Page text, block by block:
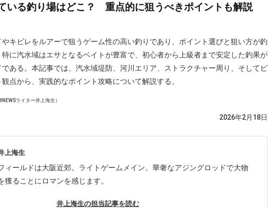
いる釣り場はどこ？ 重点的に狙うべきポイントも解説
キビレをルアーで狙うゲーム性の高い釣りであり、ポイント選びと狙い方が釣
に汽水域はエサとなるベイトが豊富で、初心者から上級者まで安定した釣果が
ある。本記事では、汽水域堤防、河川エリア、ストラクチャー周り、そしてピ
点から、実践的なポイント攻略について解説する。
ライター井上海生）
2026年2月18日
上海生
ィールドは大阪近郊。ライトゲームメイン。華奢なアジングロッドで大物
獲ることにロマンを感じます。
井上海生の担当記事を読む